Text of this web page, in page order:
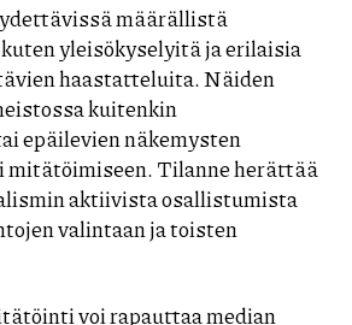
määrällistä
yleisökyselyitä ja erilaisia
haastatteluita. Näiden
kuitenkin
epäilevien näkemysten
mitätöimiseen. Tilanne herättää
aktiivista osallistumista
valintaan ja toisten
voi rapauttaa median